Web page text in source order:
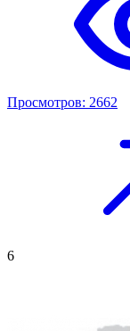
Просмотров: 2662
6